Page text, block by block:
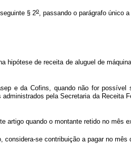
§ 2o , passando o parágrafo único
de receita de aluguel de
e da Cofins, quando não for possível
pela Secretaria da Receita
artigo quando o montante retido no mês
considera-se contribuição a pagarno mês